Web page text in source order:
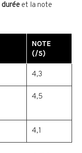
durée et la note
NOTE
(/5)
4,3
4,5
4,1